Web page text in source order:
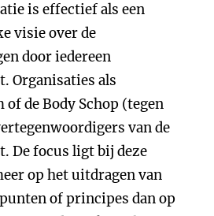
is effectief als een
visie over de
door iedereen
Organisaties als
of de Body Schop (tegen
van de
De focus ligt bij deze
op het uitdragen van
of principes dan op